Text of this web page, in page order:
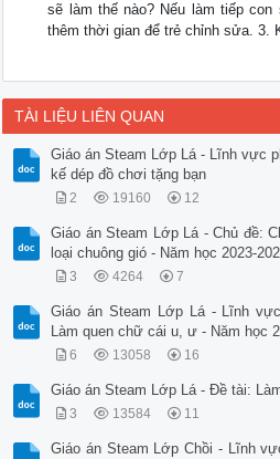
sẽ làm thế nào? Nếu làm tiếp
thêm thời gian để trẻ chỉnh sửa. 3.
TÀI LIỆU LIÊN QUAN
Giáo án Steam Lớp Lá - Lĩnh vực
kế dép đồ chơi tặng bạn
2 19160 12
Giáo án Steam Lớp Lá - Chủ đề:
loại chuông gió - Năm học 2023-
3 4264 7
Giáo án Steam Lớp Lá - Lĩnh
Làm quen chữ cái u, ư - Năm học
6 13058 16
Giáo án Steam Lớp Lá - Đề tài:
3 13584 11
Giáo án Steam Lớp Chồi - Lĩnh